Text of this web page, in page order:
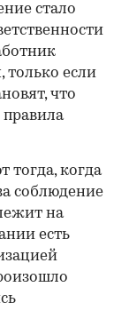
стало
если
что
тогда, когда
соблюдение
на
есть